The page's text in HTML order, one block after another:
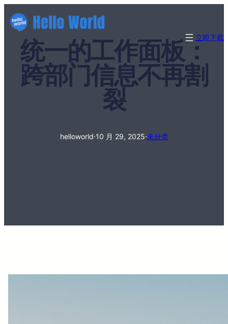
立即下载
统一的工作面板：
跨部门信息不再割
裂
helloworld·10 月 29, 2025·未分类